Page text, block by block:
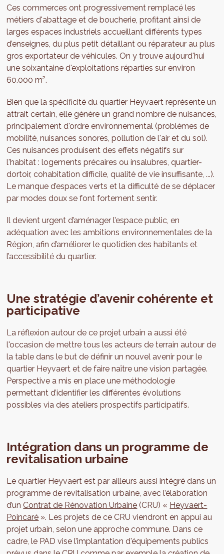
Ces commerces ont progressivement remplacé les
métiers d'abattage et de boucherie, profitant ainsi de
larges espaces industriels accueillant différents types
d’enseignes, du plus petit détaillant ou réparateur au plus
gros exportateur de véhicules. On y trouve aujourd'hui
une soixantaine d'exploitations réparties sur environ
60.000 m².
Bien que la spécificité du quartier Heyvaert représente un
attrait certain, elle génère un grand nombre de nuisances,
principalement d'ordre environnemental (problèmes de
mobilité, nuisances sonores, pollution de l'air et du sol).
Ces nuisances produisent des effets négatifs sur
l'habitat : logements précaires ou insalubres, quartier-
dortoir, cohabitation difficile, qualité de vie insuffisante, ...).
Le manque d’espaces verts et la difficulté de se déplacer
par modes doux se font fortement sentir.
Il devient urgent d’aménager l’espace public, en
adéquation avec les ambitions environnementales de la
Région, afin d’améliorer le quotidien des habitants et
l’accessibilité du quartier.
Une stratégie d’avenir cohérente et
participative
La réflexion autour de ce projet urbain a aussi été
l'occasion de mettre tous les acteurs de terrain autour de
la table dans le but de définir un nouvel avenir pour le
quartier Heyvaert et de faire naître une vision partagée.
Perspective a mis en place une méthodologie
permettant d’identifier les différentes évolutions
possibles via des ateliers prospectifs participatifs.
Intégration dans un programme de
revitalisation urbaine
Le quartier Heyvaert est par ailleurs aussi intégré dans un
programme de revitalisation urbaine, avec l’élaboration
d’unContrat de Rénovation Urbaine (CRU) « Heyvaert-
Poincaré ». Les projets de ce CRU viendront en appui au
projet urbain, selon une approche commune. Dans ce
cadre, le PAD vise l’implantation d'équipements publics